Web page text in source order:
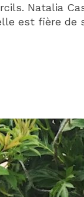
Natalia
est fière de